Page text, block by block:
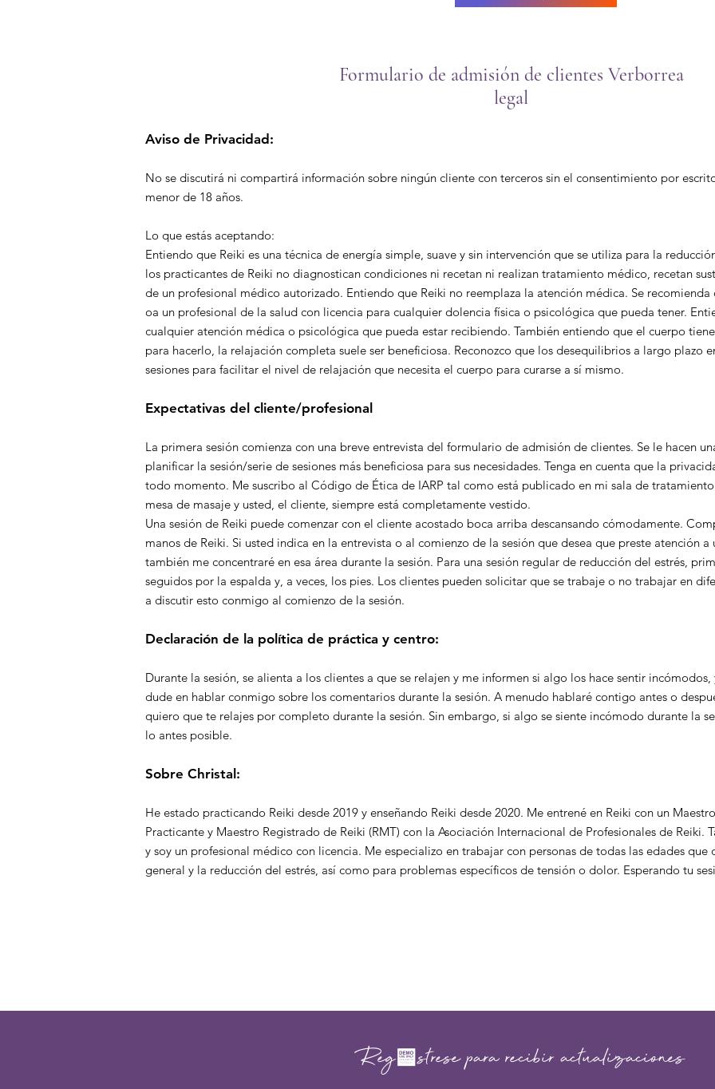
Formulario de admisión de clientes Verborrea
legal
Aviso de Privacidad:
No se discutirá ni compartirá información sobre ningún cliente con terceros sin el consentimiento por
menor de 18 años.
Lo que estás aceptando:
Entiendo que Reiki es una técnica de energía simple, suave y sin intervención que se utiliza para la
los practicantes de Reiki no diagnostican condiciones ni recetan ni realizan tratamiento médico, recetan
de un profesional médico autorizado. Entiendo que Reiki no reemplaza la atención médica. Se
oa un profesional de la salud con licencia para cualquier dolencia física o psicológica que pueda tener.
cualquier atención médica o psicológica que pueda estar recibiendo. También entiendo que el cuerpo
para hacerlo, la relajación completa suele ser beneficiosa. Reconozco que los desequilibrios a largo plazo
sesiones para facilitar el nivel de relajación que necesita el cuerpo para curarse a sí mismo.
Expectativas del cliente/profesional
La primera sesión comienza con una breve entrevista del formulario de admisión de clientes. Se le hacen
planificar la sesión/serie de sesiones más beneficiosa para sus necesidades. Tenga en cuenta que la
todo momento. Me suscribo al Código de Ética de IARP tal como está publicado en mi sala de
mesa de masaje y usted, el cliente, siempre está completamente vestido.
Una sesión de Reiki puede comenzar con el cliente acostado boca arriba descansando cómodamente.
manos de Reiki. Si usted indica en la entrevista o al comienzo de la sesión que desea que preste atención
también me concentraré en esa área durante la sesión. Para una sesión regular de reducción del estrés,
seguidos por la espalda y, a veces, los pies. Los clientes pueden solicitar que se trabaje o no trabajar en
a discutir esto conmigo al comienzo de la sesión.
Declaración de la política de práctica y centro:
Durante la sesión, se alienta a los clientes a que se relajen y me informen si algo los hace sentir
dude en hablar conmigo sobre los comentarios durante la sesión. A menudo hablaré contigo antes o
quiero que te relajes por completo durante la sesión. Sin embargo, si algo se siente incómodo durante la
lo antes posible.
Sobre Christal:
He estado practicando Reiki desde 2019 y enseñando Reiki desde 2020. Me entrené en Reiki con un
Practicante y Maestro Registrado de Reiki (RMT) con la Asociación Internacional de Profesionales de
y soy un profesional médico con licencia. Me especializo en trabajar con personas de todas las edades que
general y la reducción del estrés, así como para problemas específicos de tensión o dolor. Esperando tu
Regístrese para recibir actualizaciones